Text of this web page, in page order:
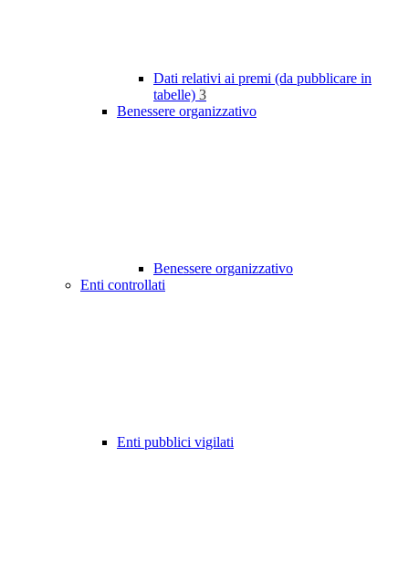
Dati relativi ai premi (da pubblicare in
tabelle) 3
Benessere organizzativo
Benessere organizzativo
Enti controllati
Enti pubblici vigilati